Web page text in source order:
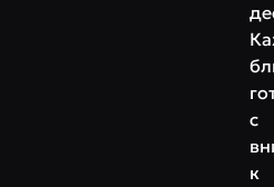
с
к